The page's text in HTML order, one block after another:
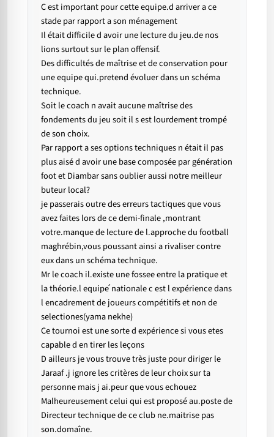
C est important pour cette equipe.d arriver a ce
stade par rapport a son ménagement
Il était difficile d avoir une lecture du jeu.de nos
lions surtout sur le plan offensif.
Des difficultés de maîtrise et de conservation pour
une equipe qui.pretend évoluer dans un schéma
technique.
Soit le coach n avait aucune maîtrise des
fondements du jeu soit il s est lourdement trompé
de son choix.
Par rapport a ses options techniques n était il pas
plus aisé d avoir une base composée par génération
foot et Diambar sans oublier aussi notre meilleur
buteur local?
je passerais outre des erreurs tactiques que vous
avez faites lors de ce demi-finale ,montrant
votre.manque de lecture de l.approche du football
maghrébin,vous poussant ainsi a rivaliser contre
eux dans un schéma technique.
Mr le coach il.existe une fossee entre la pratique et
la théorie.l equipe ́nationale c est l expérience dans
l encadrement de joueurs compétitifs et non de
selectiones(yama nekhe)
Ce tournoi est une sorte d expérience si vous etes
capable d en tirer les leçons
D ailleurs je vous trouve très juste pour diriger le
Jaraaf .j ignore les critères de leur choix sur ta
personne mais j ai.peur que vous echouez
Malheureusement celui qui est proposé au.poste de
Directeur technique de ce club ne.maitrise pas
son.domaîne.